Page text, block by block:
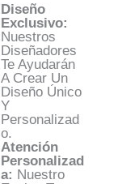
Diseño
Exclusivo:
Nuestros
Diseñadores
Te Ayudarán
A Crear Un
Diseño Único
Y
Personalizad
O.
Atención
Personalizad
A: Nuestro